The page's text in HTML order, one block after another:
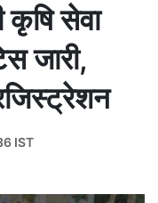
कृषि सेवा
जारी,
IST